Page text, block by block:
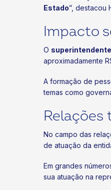
Estado”, destacou
Impacto
O
aproximadamente
A formação de
temas como
Relações
No campo das
de atuação da
Em grandes
sua atuação na